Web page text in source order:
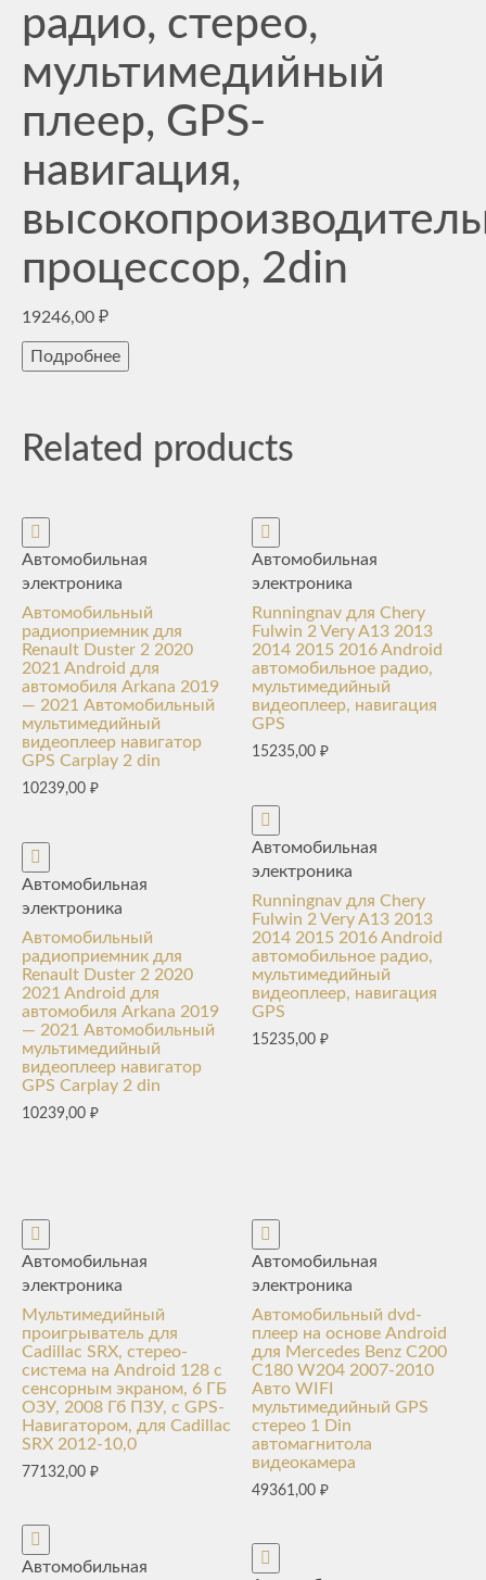
радио, стерео,
мультимедийный
плеер, GPS-
навигация,
процессор, 2din
19246,00 ₽
Подробнее
Related products
Автомобильная
электроника
Автомобильный
радиоприемник для
Renault Duster 2 2020
2021 Android для
автомобиля Arkana 2019
— 2021 Автомобильный
мультимедийный
видеоплеер навигатор
GPS Carplay 2 din
10239,00 ₽
Автомобильная
электроника
Автомобильный
радиоприемник для
Renault Duster 2 2020
2021 Android для
автомобиля Arkana 2019
— 2021 Автомобильный
мультимедийный
видеоплеер навигатор
GPS Carplay 2 din
10239,00 ₽
Автомобильная
электроника
Runningnav для Chery
Fulwin 2 Very A13 2013
2014 2015 2016 Android
автомобильное радио,
мультимедийный
видеоплеер, навигация
GPS
15235,00₽
Автомобильная
электроника
Runningnav для Chery
Fulwin 2 Very A13 2013
2014 2015 2016 Android
автомобильное радио,
мультимедийный
видеоплеер, навигация
GPS
15235,00₽
Автомобильная
электроника
Мультимедийный
проигрыватель для
Cadillac SRX, стерео-
система на Android 128 с
сенсорным экраном, 6 ГБ
ОЗУ, 2008 Гб ПЗУ, с GPS-
Навигатором, для Cadillac
SRX 2012-10,0
77132,00 ₽
Автомобильная
Автомобильная
электроника
Автомобильный dvd-
плеер на основе Android
для Mercedes Benz C200
C180 W204 2007-2010
Авто WIFI
мультимедийный GPS
стерео 1 Din
автомагнитола
видеокамера
49361,00₽